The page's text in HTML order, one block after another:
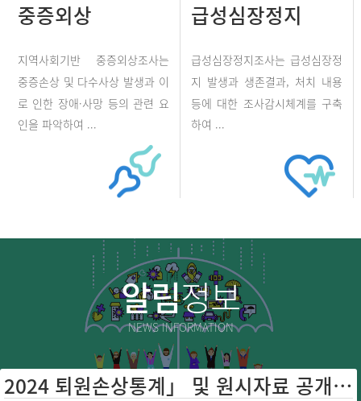
중증외상
지역사회기반 중증외상조사는
중증손상 및 다수사상 발생과 이
로 인한 장애·사망 등의 관련 요
인을 파악하여 ...
급성심장정지
급성심장정지조사는 급성심장정
지 발생과 생존결과, 처치 내용
등에 대한 조사감시체계를 구축
하여 ...
알림정보
NEWS INFORMATION
2024 퇴원손상통계」 및 원시자료 공개 ...